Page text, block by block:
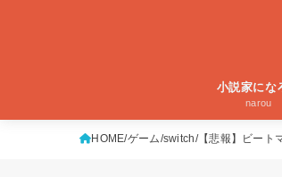
小説家にな
narou
HOME ゲーム switch 【悲報】ビート